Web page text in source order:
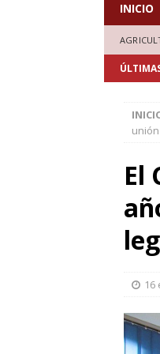
INICIO
El
16